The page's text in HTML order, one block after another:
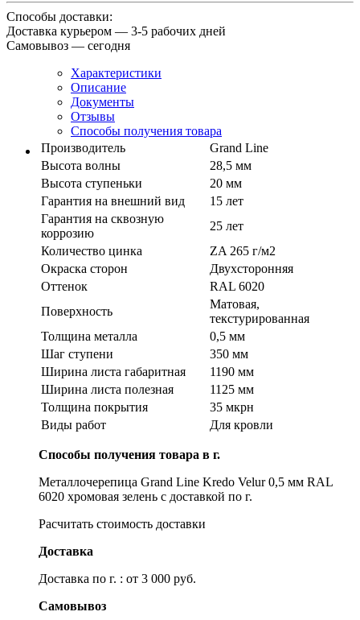
Способы доставки:
Доставка курьером — 3-5 рабочих дней
Самовывоз — сегодня
Характеристики
Описание
Документы
Отзывы
Способы получения товара
Производитель
Grand Line
Высота волны
28,5 мм
Высота ступеньки
20 мм
Гарантия на внешний вид
15 лет
Гарантия на сквозную
коррозию
25 лет
Количество цинка
ZA 265 г/м2
Окраска сторон
Двухсторонняя
Оттенок
RAL 6020
Поверхность
Матовая,
текстурированная
Толщина металла
0,5 мм
Шаг ступени
350 мм
Ширина листа габаритная
1190 мм
Ширина листа полезная
1125 мм
Толщина покрытия
35 мкрн
Виды работ
Для кровли
Способы получения товара в г.
Металлочерепица Grand Line Kredo Velur 0,5 мм RAL
6020 хромовая зелень с доставкой по г.
Расчитать стоимость доставки
Доставка
Доставка по г. : от 3 000 руб.
Самовывоз